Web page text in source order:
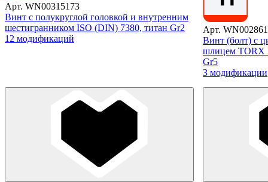
Арт. WN00315173
Винт с полукруглой головкой и внутренним
шестигранником ISO (DIN) 7380, титан Gr2
12 модификаций
Арт.
Винт (болт) с
шлицем TORX
Gr5
3 модификации